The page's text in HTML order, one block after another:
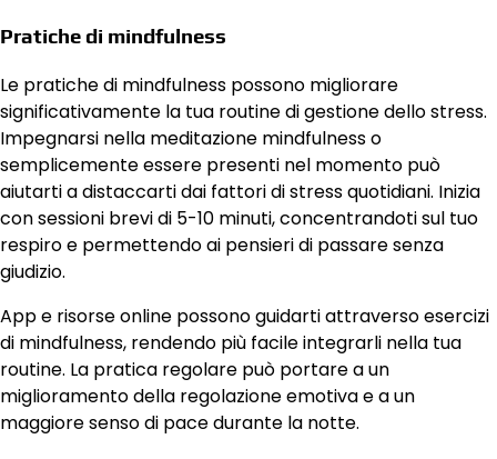
Pratiche di mindfulness
Le pratiche di mindfulness possono migliorare
significativamente la tua routine di gestione dello stress.
Impegnarsi nella meditazione mindfulness o
semplicemente essere presenti nel momento può
aiutarti a distaccarti dai fattori di stress quotidiani. Inizia
con sessioni brevi di 5-10 minuti, concentrandoti sul tuo
respiro e permettendo ai pensieri di passare senza
giudizio.
App e risorse online possono guidarti attraverso esercizi
di mindfulness, rendendo più facile integrarli nella tua
routine. La pratica regolare può portare a un
miglioramento della regolazione emotiva e a un
maggiore senso di pace durante la notte.